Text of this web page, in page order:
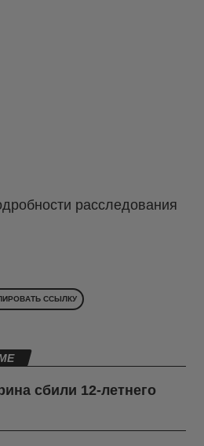
расследования
ССЫЛКУ
сбили 12-летнего